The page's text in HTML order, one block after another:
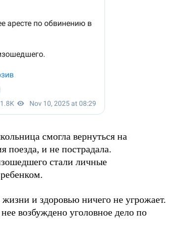
смогла вернуться на
поезда, и не пострадала.
стали личные
и здоровью ничего не угрожает.
возбуждено уголовное дело по